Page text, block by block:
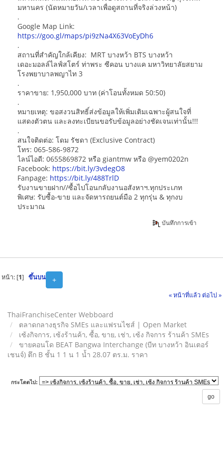
มหานคร (นัดหมายวัน/เวลาเพื่อดูสถานที่จริงล่วงหน้า)
.
Google Map Link:
https://goo.gl/maps/pi9zNa4X63VoEyDh6
.
สถานที่สำคัญใกล้เคียง: MRT บางหว้า BTS บางหว้า
เดอะมอลล์ไลฟ์สโตร์ ท่าพระ ซีคอน บางแค มหาวิทยาลัยสยาม
โรงพยาบาลพญาไท 3
.
ราคาขาย: 1,950,000 บาท (ค่าโอนทั้งหมด 50:50)
.
หมายเหตุ: ขอสงวนสิทธิ์ส่งข้อมูลให้เพิ่มเติมเฉพาะผู้สนใจที่
แสดงตัวตน และลงทะเบียนขอรับข้อมูลอย่างชัดเจนเท่านั้น!!!
.
สนใจติดต่อ: โดม รัชดา (Exclusive Contract)
โทร: 065-586-9872
ไลน์ไอดี: 0655869872 หรือ giantmw หรือ @yem0202n
Facebook: https://bit.ly/3vdegO8
Fanpage: https://bit.ly/488TrlD
รับงานขายฝาก//ซื้อไปโอนกลับงานอสังหาฯ.ทุกประเภท
พิเศษ: รับซื้อ-ขาย และจัดหารถยนต์มือ 2 ทุกรุ่น & ทุกงบ
ประมาณ
บันทึกการเข้า
+
หน้า: [1] ขึ้นบน
« หน้าที่แล้ว ต่อไป »
ThaiFranchiseCenter Webboard
ตลาดกลางธุรกิจ SMEs และแฟรนไชส์ | Open Market
เซ้งกิจการ, เซ้งร้านค้า, ซื้อ, ขาย, เช่า, เซ้ง กิจการ ร้านค้า SMEs
ขายคอนโด BEAT Bangwa Interchange (บีท บางหว้า อินเตอร์
เชนจ์) ตึก B ชั้น 1 1 น 1 น้ำ 28.07 ตร.ม. ราคา
กระโดดไป: